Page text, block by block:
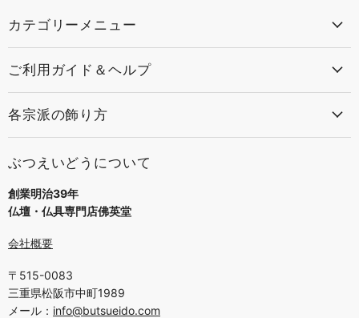
カテゴリーメニュー
ご利用ガイド＆ヘルプ
各宗派の飾り方
ぶつえいどうについて
創業明治39年
仏壇・仏具専門店佛英堂
会社概要
〒515-0083
三重県松阪市中町1989
メール： info@butsueido.com